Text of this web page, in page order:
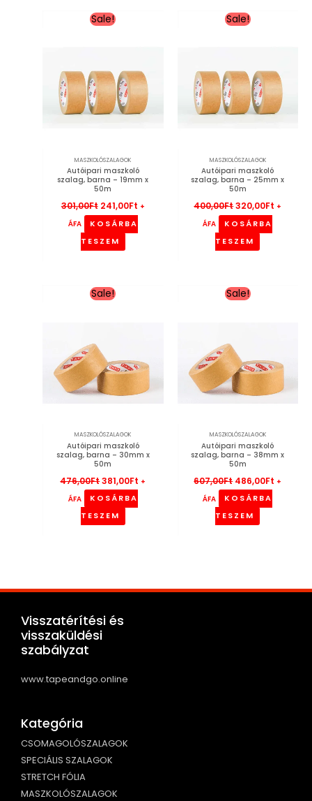
Sale!
MASZKOLÓSZALAGOK
Autóipari maszkoló
szalag, barna – 19mm x
50m
301,00Ft
Original
price
241,00Ft +
ÁFA
KOSÁRBA
TESZEM
Sale!
MASZKOLÓSZALAGOK
Autóipari maszkoló
szalag, barna – 25mm x
50m
400,00Ft
Original
price
320,00Ft +
ÁFA
KOSÁRBA
TESZEM
Sale!
MASZKOLÓSZALAGOK
Autóipari maszkoló
szalag, barna – 30mm x
50m
476,00Ft
Original
price
381,00Ft +
ÁFA
KOSÁRBA
TESZEM
Sale!
MASZKOLÓSZALAGOK
Autóipari maszkoló
szalag, barna – 38mm x
50m
607,00Ft
Original
price
486,00Ft +
ÁFA
KOSÁRBA
TESZEM
Visszatérítési és
visszaküldési
szabályzat
www.tapeandgo.online
Kategória
CSOMAGOLÓSZALAGOK
SPECIÁLIS SZALAGOK
STRETCH FÓLIA
MASZKOLÓSZALAGOK